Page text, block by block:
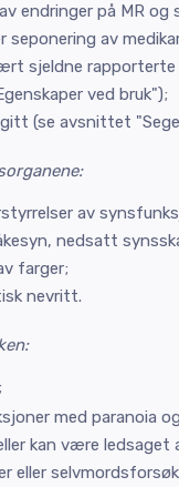
endringer på MR og
seponering av
sjeldne
ved bruk");
(se avsnittet
av
nedsatt
farger;
nevritt.
med paranoia
kan være ledsaget
eller